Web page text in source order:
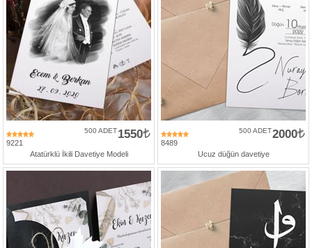
9221
1550
500 ADET
Atatürklü İkili Davetiye Modeli
8489
2000
500 ADET
Ucuz düğün davetiye